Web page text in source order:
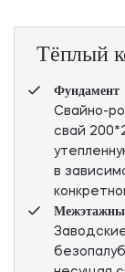
Тёплый
Фундамент
Свайно-
свай
в